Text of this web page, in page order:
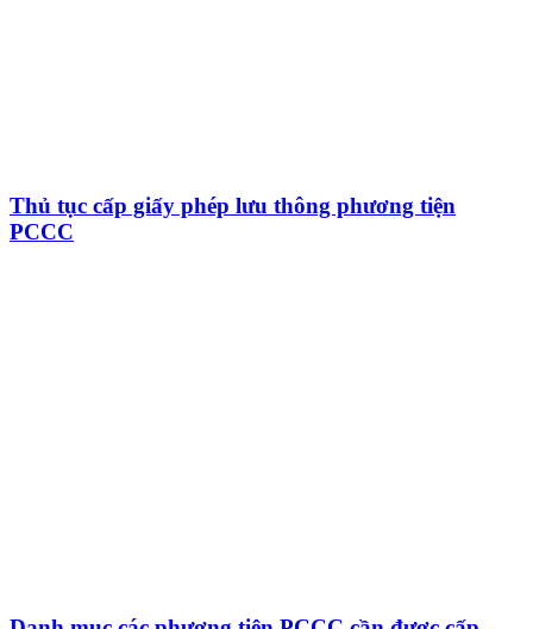
Thủ tục cấp giấy phép lưu thông phương tiện
PCCC